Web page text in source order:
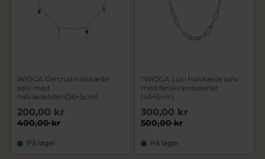
WiOGA Gertrud halskæde
sølv med
halvædelsten(36+5cm)
400,00 kr
200,00 kr
På lager
*WiOGA Luci halskæde sølv
med ferskvandsperler
(45+5cm)
500,00 kr
300,00 kr
På lager